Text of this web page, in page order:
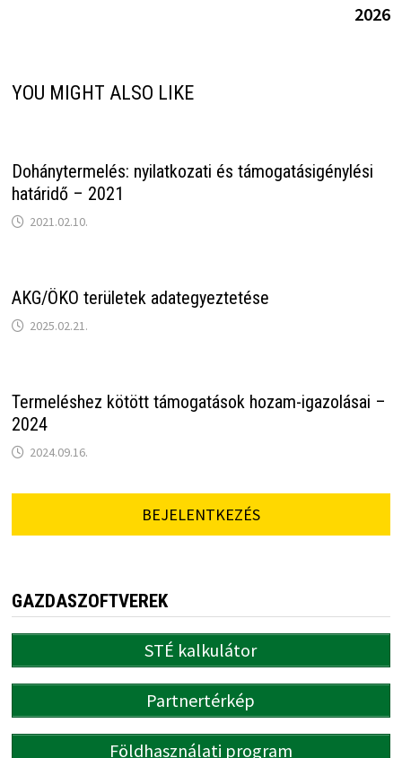
2026
YOU MIGHT ALSO LIKE
Dohánytermelés: nyilatkozati és támogatásigénylési
határidő – 2021
2021.02.10.
AKG/ÖKO területek adategyeztetése
2025.02.21.
Termeléshez kötött támogatások hozam-igazolásai –
2024
2024.09.16.
BEJELENTKEZÉS
GAZDASZOFTVEREK
STÉ kalkulátor
Partnertérkép
Földhasználati program